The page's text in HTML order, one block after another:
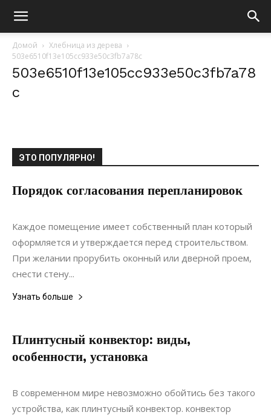
Домой
Хлебница из дерева
503e6510f13e105cc933e50c3fb7a78c
503e6510f13e105cc933e50c3fb7a78
c
ЭТО ПОПУЛЯРНО!
Порядок согласования перепланировок
18.06.2021
Каждое помещение имеет собственный план который
оформляется и утверждается перед строительством.
При желании прорубить оконный или дверной проем,
снести стену...
Узнать больше
Плинтусный конвектор: виды,
особенности, установка
12.08.2021
В современном мире невозможно обойтись без такого
устройства, как плинтусный конвектор. конвектор